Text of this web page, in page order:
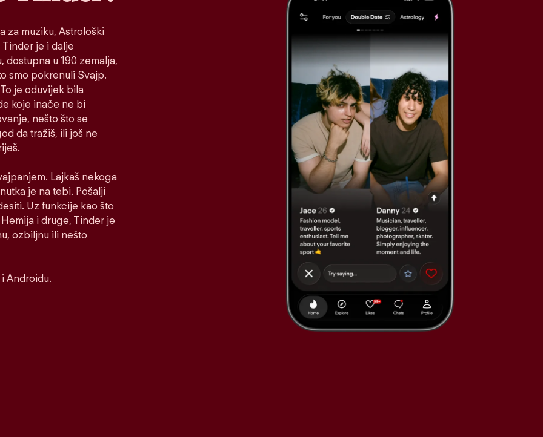
za muziku, Astrološki
je i dalje
u 190 zemalja,
smo pokrenuli Svajp.
je oduvijek bila
koje inače ne bi
nešto što se
da tražiš, ili još ne
Lajkaš nekoga
je na tebi. Pošalji
Uz funkcije kao što
i druge, Tinder je
ozbiljnu ili nešto
Androidu.